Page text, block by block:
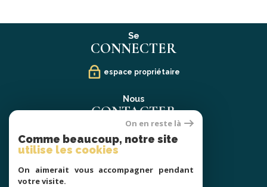
Se
CONNECTER
espace propriétaire
Nous
CONTACTER
02 40 21 91 13
contact@prestige-atlantique.fr
On en reste là
Comme beaucoup, notre site
utilise les cookies
On aimerait vous accompagner pendant
votre visite.